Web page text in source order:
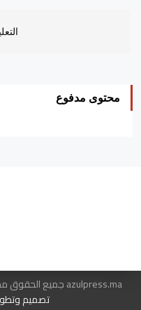
محتوى مدفوع
azulpress.ma جميع الحقوق محفوظة
تصميم